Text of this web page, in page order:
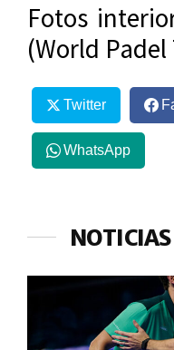
Fotos
(World Padel
Twitter
WhatsApp